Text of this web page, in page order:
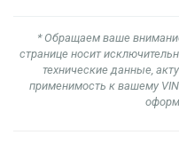
* Обращаем ваше
странице носит
технические данные,
применимость к вашему